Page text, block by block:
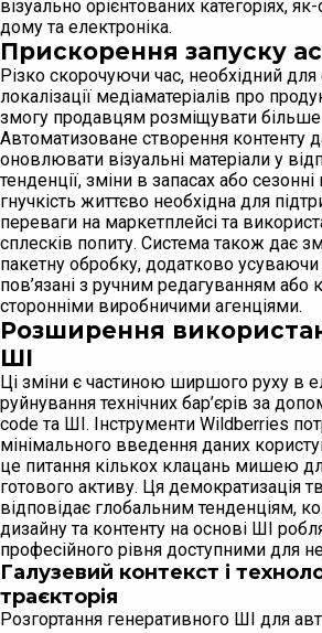
візуально орієнтованих категоріях,
дому та електроніка.
Прискорення запуску
Різко скорочуючи час, необхідний для
локалізації медіаматеріалів про
змогу продавцям розміщувати
Автоматизоване створення контенту
оновлювати візуальні матеріали у
тенденції, зміни в запасах або сезонні
гнучкість життєво необхідна для
переваги на маркетплейсі та
сплесків попиту. Система також дає
пакетну обробку, додатково усуваючи
пов’язані з ручним редагуванням або
сторонніми виробничими агенціями.
Розширення
ШІ
Ці зміни є частиною ширшого руху в
руйнування технічних бар’єрів за
code та ШІ. Інструменти Wildberries
мінімального введення даних
це питання кількох клацань мишею
готового активу. Ця демократизація
відповідає глобальним тенденціям,
дизайну та контенту на основі ШІ
професійного рівня доступними для
Галузевий контекст і
траєкторія
Розгортання генеративного ШІ для